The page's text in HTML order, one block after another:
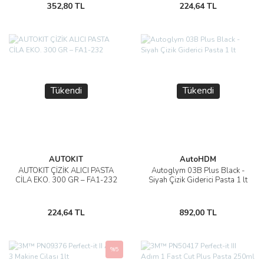
352,80 TL 224,64 TL
Tükendi
AUTOKIT
AUTOKIT ÇİZİK ALICI PASTA
CİLA EKO. 300 GR – FA1-232
224,64 TL
Tükendi
AutoHDM
Autoglym 03B Plus Black -
Siyah Çizik Giderici Pasta 1 lt
892,00 TL
%5